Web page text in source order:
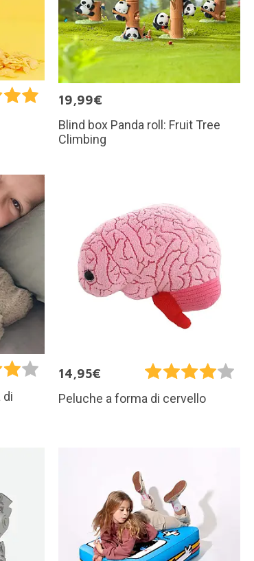
19,99€
Blind box Panda roll: Fruit Tree
Climbing
di
14,95€
Peluche a forma di cervello